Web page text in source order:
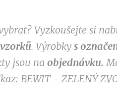
Vyzkoušejte si
. Výrobky s
jsou na objednávku.
BEWIT - ZELENÝ